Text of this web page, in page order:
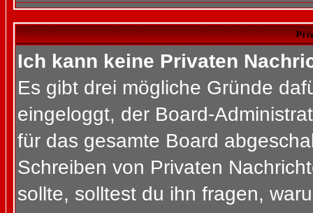
Ich kann keine Privaten
Es gibt drei mögliche Gründe
eingeloggt, der Board-
für das gesamte Board
Schreiben von Privaten
sollte, solltest du ihn fragen,